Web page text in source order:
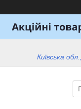
Київська